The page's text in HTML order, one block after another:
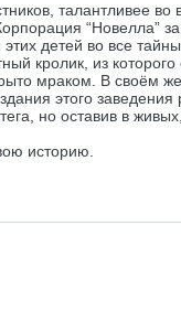
талантливее во
“Новелла”
детей во все
кролик, из которого
мраком. В своём
этого заведения
но оставив в
историю.